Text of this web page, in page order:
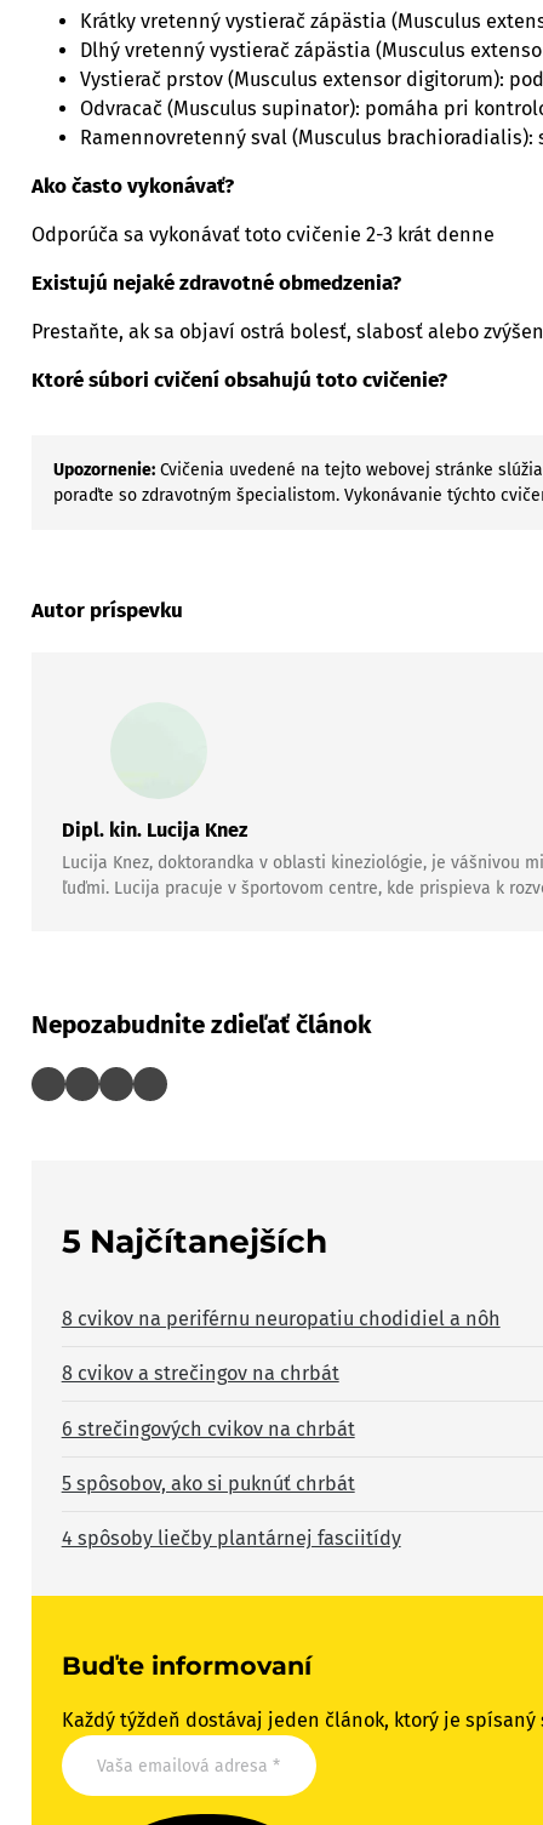
Krátky vretenný vystierač zápästia (Musculus
Dlhý vretenný vystierač zápästia (Musculus
Vystierač prstov (Musculus extensor digitorum):
Odvracač (Musculus supinator): pomáha pri
Ramennovretenný sval (Musculus
Ako často vykonávať?
Odporúča sa vykonávať toto cvičenie 2-3 krát denne
Existujú nejaké zdravotné obmedzenia?
Prestaňte, ak sa objaví ostrá bolesť, slabosť alebo
Ktoré súbori cvičení obsahujú toto cvičenie?
Upozornenie: Cvičenia uvedené na tejto webovej stránke
poraďte so zdravotným špecialistom. Vykonávanie týchto
Autor príspevku
Dipl. kin. Lucija Knez
Lucija Knez, doktorandka v oblasti kineziológie, je vášnivou
ľuďmi. Lucija pracuje v športovom centre, kde prispieva k
Nepozabudnite zdieľať článok
5 Najčítanejších
8 cvikov na periférnu neuropatiu chodidiel a nôh
8 cvikov a strečingov na chrbát
6 strečingových cvikov na chrbát
5 spôsobov, ako si puknúť chrbát
4 spôsoby liečby plantárnej fasciitídy
Buďte informovaní
Každý týždeň dostávaj jeden článok, ktorý je